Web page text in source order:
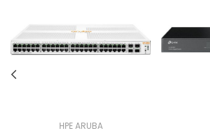
HPE ARUBA